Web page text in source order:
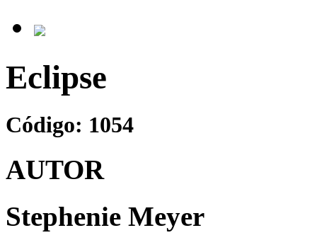
Eclipse
Código: 1054
AUTOR
Stephenie Meyer